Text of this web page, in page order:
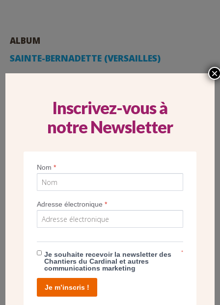
ALBUM
SAINTE-BERNADETTE (VERSAILLES)
PROJET
LES NOUVELLES PORTES DE SAINTE-
Inscrivez-vous à
notre Newsletter
Nom*
Adresse électronique*
Je souhaite recevoir la newsletter des
Chantiers du Cardinal et autres
communications marketing
*
Je m’inscris !
×